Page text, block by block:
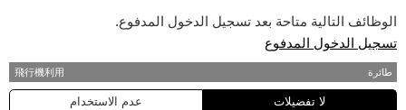
الوظائف التالية متاحة بعد تسجيل الدخول المدفوع.
تسجيل الدخول المدفوع
طائرة 飛行機利用
لا تفضيلات عدم الاستخدام